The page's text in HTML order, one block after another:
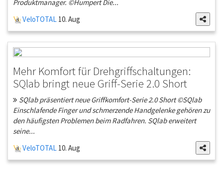
Produktmanager. ©Humpert Die...
VeloTOTAL 10. Aug
Mehr Komfort für Drehgriffschaltungen:
SQlab bringt neue Griff-Serie 2.0 Short
SQlab präsentiert neue Griffkomfort-Serie 2.0 Short ©SQlab
Einschlafende Finger und schmerzende Handgelenke gehören zu
den häufigsten Problemen beim Radfahren. SQlab erweitert
seine...
VeloTOTAL 10. Aug